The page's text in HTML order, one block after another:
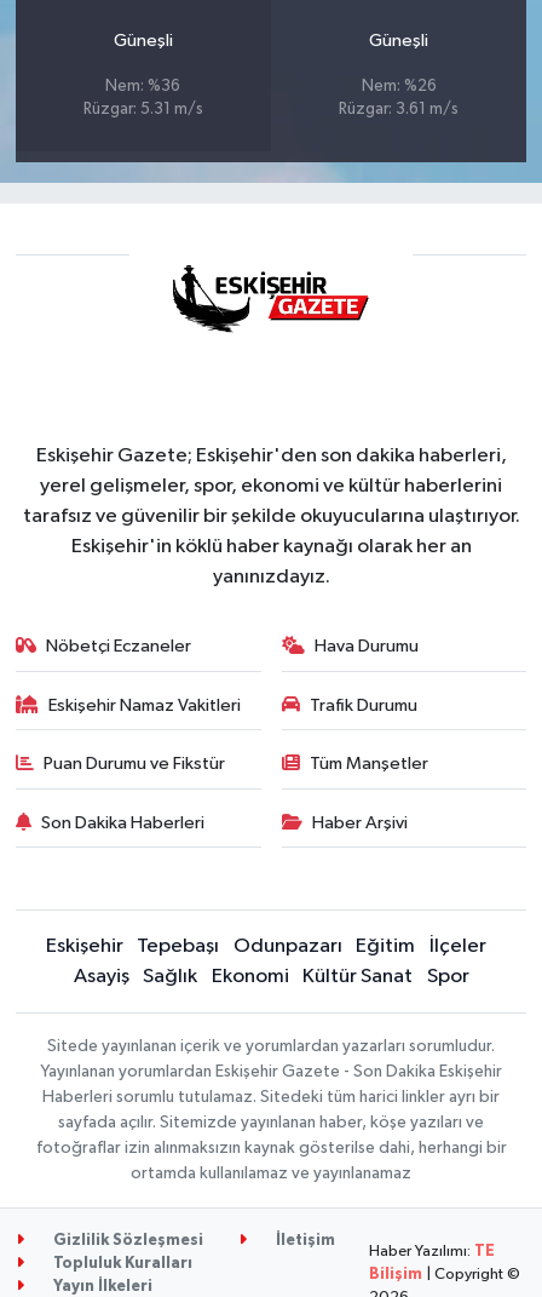
Güneşli
Nem: %36
Rüzgar: 5.31 m/s
Güneşli
Nem: %26
Rüzgar: 3.61 m/s
Eskişehir Gazete; Eskişehir'den son dakika haberleri,
yerel gelişmeler, spor, ekonomi ve kültür haberlerini
tarafsız ve güvenilir bir şekilde okuyucularına ulaştırıyor.
Eskişehir'in köklü haber kaynağı olarak her an
yanınızdayız.
Nöbetçi Eczaneler Hava Durumu
Eskişehir Namaz Vakitleri Trafik Durumu
Puan Durumu ve Fikstür Tüm Manşetler
Son Dakika Haberleri Haber Arşivi
Eskişehir Tepebaşı Odunpazarı Eğitim
İlçeler
Asayiş
Sağlık Ekonomi Kültür Sanat Spor
Sitede yayınlanan içerik ve yorumlardan yazarları sorumludur.
Yayınlanan yorumlardan Eskişehir Gazete - Son Dakika Eskişehir
Haberleri sorumlu tutulamaz. Sitedeki tüm harici linkler ayrı bir
sayfada açılır. Sitemizde yayınlanan haber, köşe yazıları ve
fotoğraflar izin alınmaksızın kaynak gösterilse dahi, herhangi bir
ortamda kullanılamaz ve yayınlanamaz
Gizlilik Sözleşmesi
İletişim
Topluluk Kuralları
Yayın İlkeleri
Haber Yazılımı: TE
Bilişim | Copyright ©